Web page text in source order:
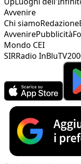
Avvenire
Chi siamoRedazione
AvvenirePubblicità
Mondo CEI
SIRRadio InBlu